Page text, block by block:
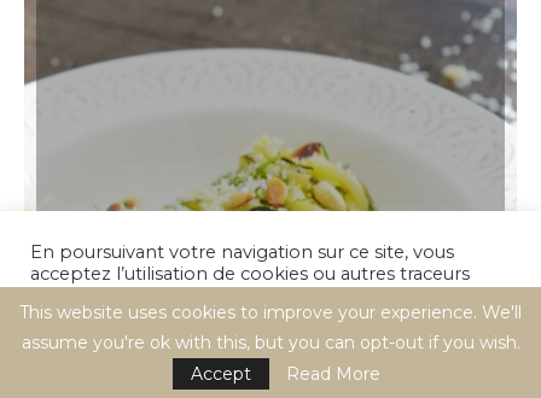
RECETTES
TAGLIATELLES DE COURGETTE AU
CITRON ET À LA MENTHE
This website uses cookies to improve your experience. We'll
assume you're ok with this, but you can opt-out if you wish.
Accept
Read More
En poursuivant votre navigation sur ce site, vous
acceptez l’utilisation de cookies ou autres traceurs
Cookie settings ACCEPT